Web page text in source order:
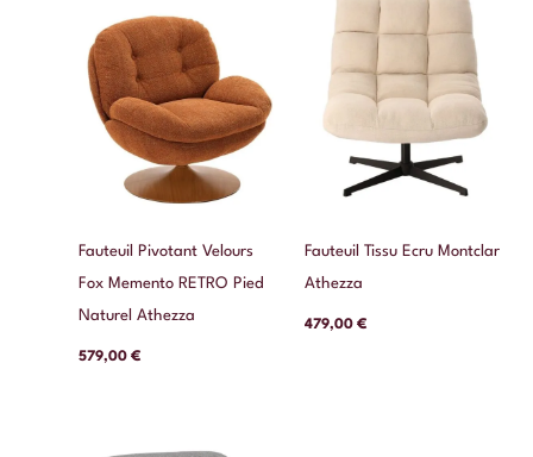
Fauteuil Pivotant Velours
Fox Memento RETRO Pied
Naturel Athezza
579,00€
Fauteuil Tissu Ecru Montclar
Athezza
479,00 €